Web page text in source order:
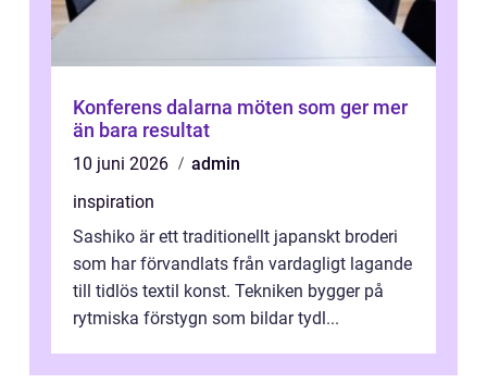
Konferens dalarna möten som ger mer
än bara resultat
10 juni 2026
admin
inspiration
Sashiko är ett traditionellt japanskt broderi
som har förvandlats från vardagligt lagande
till tidlös textil konst. Tekniken bygger på
rytmiska förstygn som bildar tydl...